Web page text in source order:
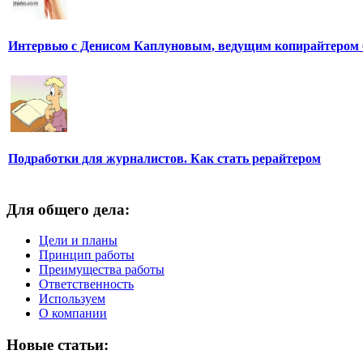
Интервью с Денисом Каплуновым, ведущим копирайтером
Подработки для журналистов. Как стать рерайтером
Для общего дела:
Цели и планы
Принцип работы
Преимущества работы
Ответственность
Используем
О компании
Новые статьи: